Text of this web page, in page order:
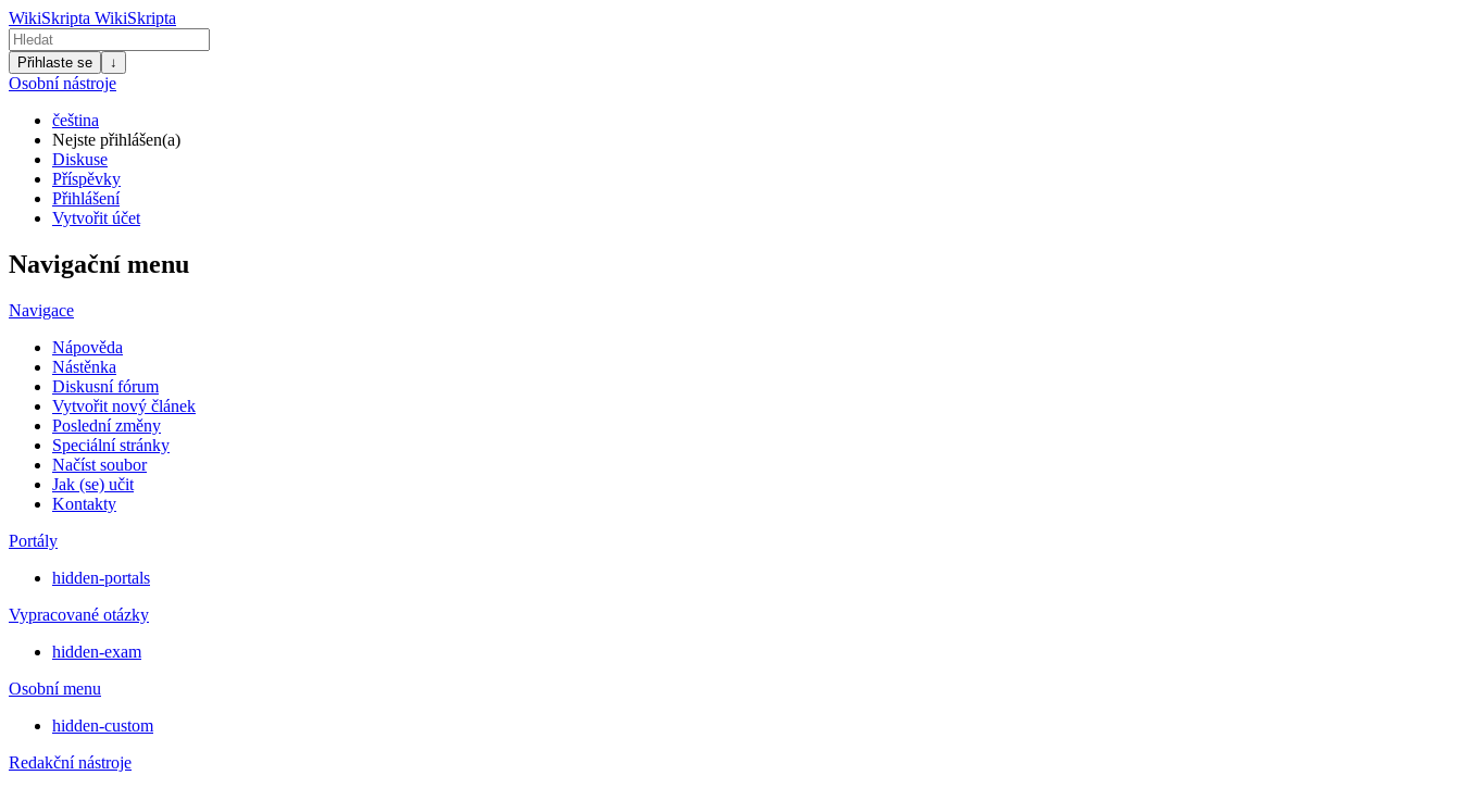
WikiSkripta WikiSkripta
Přihlaste se ↓
Osobní nástroje
čeština
Nejste přihlášen(a)
Diskuse
Příspěvky
Přihlášení
Vytvořit účet
Navigační menu
Navigace
Nápověda
Nástěnka
Diskusní fórum
Vytvořit nový článek
Poslední změny
Speciální stránky
Načíst soubor
Jak (se) učit
Kontakty
Portály
hidden-portals
Vypracované otázky
hidden-exam
Osobní menu
hidden-custom
Redakční nástroje